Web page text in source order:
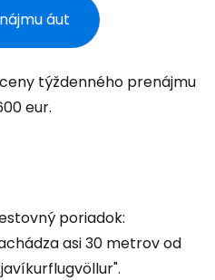
áut
týždenného prenájmu
eur.
poriadok:
asi 30 metrov od